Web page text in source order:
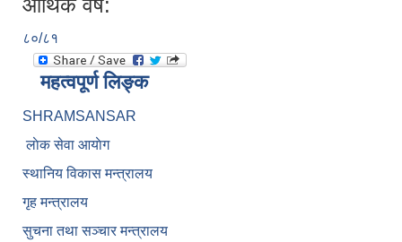
आर्थिक वर्ष:
८०/८१
महत्वपूर्ण लिङ्क
SHRAMSANSAR
लाेक सेवा आयाेग
स्थानिय विकास मन्त्रालय
गृह मन्त्रालय
सुचना तथा सञ्चार मन्त्रालय